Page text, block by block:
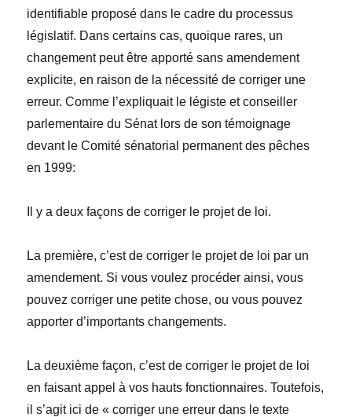
identifiable proposé dans le cadre du processus
législatif. Dans certains cas, quoique rares, un
changement peut être apporté sans amendement
explicite, en raison de la nécessité de corriger une
erreur. Comme l’expliquait le légiste et conseiller
parlementaire du Sénat lors de son témoignage
devant le Comité sénatorial permanent des pêches
en 1999:
Il y a deux façons de corriger le projet de loi.
La première, c’est de corriger le projet de loi par un
amendement. Si vous voulez procéder ainsi, vous
pouvez corriger une petite chose, ou vous pouvez
apporter d’importants changements.
La deuxième façon, c’est de corriger le projet de loi
en faisant appel à vos hauts fonctionnaires. Toutefois,
il s’agit ici de « corriger une erreur dans le texte